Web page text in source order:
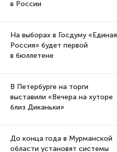
в России
На выборах в Госдуму «Единая
Россия» будет первой
в бюллетене
В Петербурге на торги
выставили «Вечера на хуторе
близ Диканьки»
До конца года в Мурманской
области установят системы